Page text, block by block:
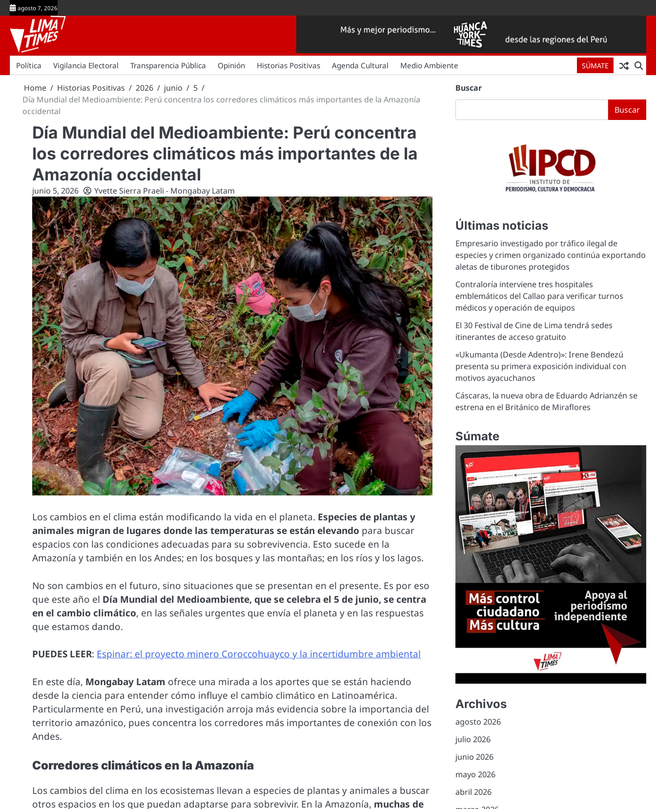
Skip
to
content
agosto 7, 2026
Política Vigilancia Electoral Transparencia Pública Opinión Historias Positivas Agenda Cultural Medio Ambiente SÚMATE
Home Historias Positivas 2026 junio
5
Día Mundial del Medioambiente: Perú concentra los corredores climáticos más importantes de la Amazonía
occidental
Día Mundial del Medioambiente: Perú concentra
los corredores climáticos más importantes de la
Amazonía occidental
junio 5, 2026 Yvette Sierra Praeli - Mongabay Latam
Los cambios en el clima están modificando la vida en el planeta. Especies de plantas y
animales migran de lugares donde las temperaturas se están elevando para buscar
espacios con las condiciones adecuadas para su sobrevivencia. Esto sucede en la
Amazonía y también en los Andes; en los bosques y las montañas; en los ríos y los lagos.
No son cambios en el futuro, sino situaciones que se presentan en el presente. Es por eso
que este año el Día Mundial del Medioambiente, que se celebra el 5 de junio, se centra
en el cambio climático, en las señales urgentes que envía el planeta y en las respuestas
que estamos dando.
PUEDES LEER: Espinar: el proyecto minero Coroccohuayco y la incertidumbre ambiental
En este día, Mongabay Latam ofrece una mirada a los aportes que se están haciendo
desde la ciencia para entender cómo influye el cambio climático en Latinoamérica.
Particularmente en Perú, una investigación arroja más evidencia sobre la importancia del
territorio amazónico, pues concentra los corredores más importantes de conexión con los
Andes.
Corredores climáticos en la Amazonía
Los cambios del clima en los ecosistemas llevan a especies de plantas y animales a buscar
otros espacios en los que puedan adaptarse para sobrevivir. En la Amazonía, muchas de
Buscar
Buscar
Últimas noticias
Empresario investigado por tráfico ilegal de
especies y crimen organizado continúa exportando
aletas de tiburones protegidos
Contraloría interviene tres hospitales
emblemáticos del Callao para verificar turnos
médicos y operación de equipos
El 30 Festival de Cine de Lima tendrá sedes
itinerantes de acceso gratuito
«Ukumanta (Desde Adentro)»: Irene Bendezú
presenta su primera exposición individual con
motivos ayacuchanos
Cáscaras, la nueva obra de Eduardo Adrianzén se
estrena en el Británico de Miraflores
Súmate
Archivos
agosto 2026
julio 2026
junio 2026
mayo 2026
abril 2026